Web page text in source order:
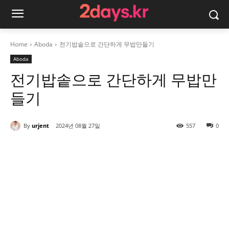
Home Aboda 전기밥솥으로 간단하게 무밥만들기
Aboda
전기밥솥으로 간단하게 무밥만
들기
By urjent 2024년 08월 27일 0
557